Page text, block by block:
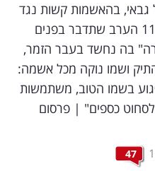
גבאי, בהאשמות קשות נגד
הריאיון עם המתלוננת ט' בכאן 11 הערב שתדבר בפנים
בה נחשד בעבר הזמר,
ושמו נוקה מכל אשמה:
בשמו הטוב, משתמשות
כספים" | פרסום
47